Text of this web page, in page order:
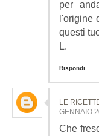
per
l'origine
questi
L.
Rispondi
LE
GENNAIO
Che